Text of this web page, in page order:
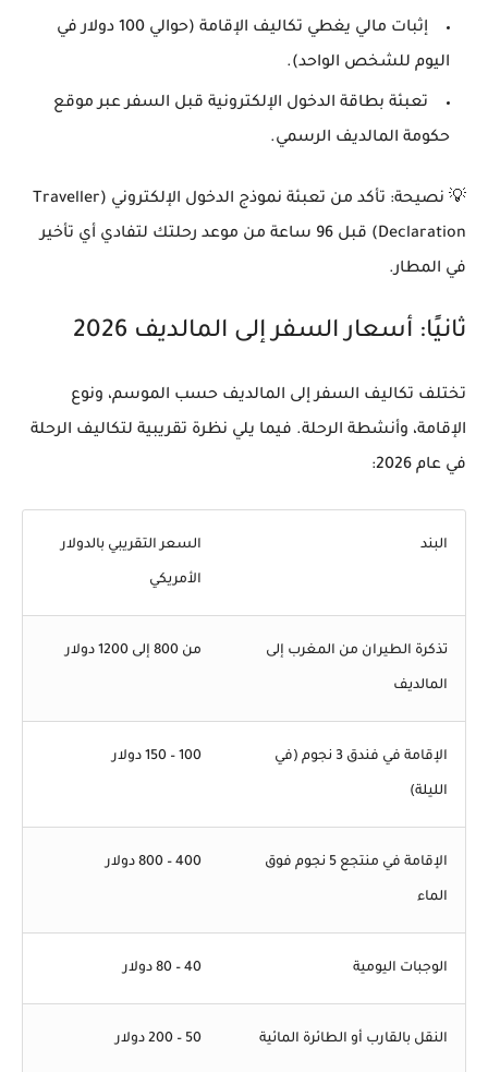
إثبات مالي يغطي تكاليف الإقامة (حوالي 100 دولار في
اليوم للشخص الواحد).
تعبئة بطاقة الدخول الإلكترونية قبل السفر عبر موقع
حكومة المالديف الرسمي.
💡 نصيحة:
تأكد من تعبئة نموذج الدخول الإلكتروني (Traveller
Declaration) قبل 96 ساعة من موعد رحلتك لتفادي أي تأخير
في المطار.
ثانيًا: أسعار السفر إلى المالديف 2026
تختلف تكاليف السفر إلى المالديف حسب الموسم، ونوع
الإقامة، وأنشطة الرحلة. فيما يلي نظرة تقريبية لتكاليف الرحلة
في عام 2026:
البند السعر التقريبي بالدولار
الأمريكي
تذكرة الطيران من المغرب إلى
المالديف
من 800 إلى 1200 دولار
الإقامة في فندق 3 نجوم (في
الليلة)
100 – 150 دولار
الإقامة في منتجع 5 نجوم فوق
الماء
400 – 800 دولار
الوجبات اليومية 40 – 80 دولار
النقل بالقارب أو الطائرة المائية 50 – 200 دولار